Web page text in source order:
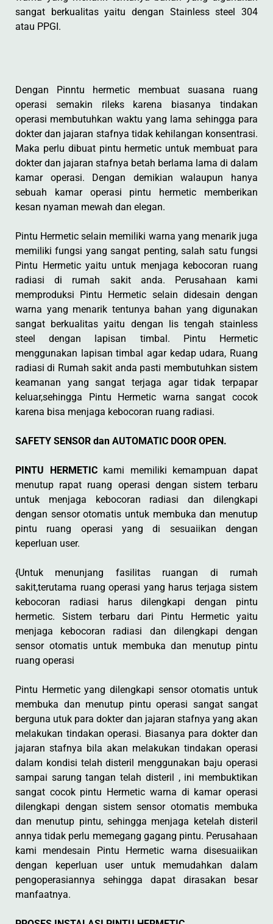
sangat berkualitas yaitu dengan Stainless steel 304
atau PPGI.
Dengan Pinntu hermetic membuat suasana ruang
operasi semakin rileks karena biasanya tindakan
operasi membutuhkan waktu yang lama sehingga para
dokter dan jajaran stafnya tidak kehilangan konsentrasi.
Maka perlu dibuat pintu hermetic untuk membuat para
dokter dan jajaran stafnya betah berlama lama di dalam
kamar operasi. Dengan demikian walaupun hanya
sebuah kamar operasi pintu hermetic memberikan
kesan nyaman mewah dan elegan.
Pintu Hermetic selain memiliki warna yang menarik juga
memiliki fungsi yang sangat penting, salah satu fungsi
Pintu Hermetic yaitu untuk menjaga kebocoran ruang
radiasi di rumah sakit anda. Perusahaan kami
memproduksi Pintu Hermetic selain didesain dengan
warna yang menarik tentunya bahan yang digunakan
sangat berkualitas yaitu dengan lis tengah stainless
steel dengan lapisan timbal. Pintu Hermetic
menggunakan lapisan timbal agar kedap udara, Ruang
radiasi di Rumah sakit anda pasti membutuhkan sistem
keamanan yang sangat terjaga agar tidak terpapar
keluar,sehingga Pintu Hermetic warna sangat cocok
karena bisa menjaga kebocoran ruang radiasi.
SAFETY SENSOR dan AUTOMATIC DOOR OPEN.
PINTU HERMETICkami memiliki kemampuan dapat
menutup rapat ruang operasi dengan sistem terbaru
untuk menjaga kebocoran radiasi dan dilengkapi
dengan sensor otomatis untuk membuka dan menutup
pintu ruang operasi yang di sesuaiikan dengan
keperluan user.
{Untuk menunjang fasilitas ruangan di rumah
sakit,terutama ruang operasi yang harus terjaga sistem
kebocoran radiasi harus dilengkapi dengan pintu
hermetic. Sistem terbaru dari Pintu Hermetic yaitu
menjaga kebocoran radiasi dan dilengkapi dengan
sensor otomatis untuk membuka dan menutup pintu
ruang operasi
Pintu Hermetic yang dilengkapi sensor otomatis untuk
membuka dan menutup pintu operasi sangat sangat
berguna utuk para dokter dan jajaran stafnya yang akan
melakukan tindakan operasi. Biasanya para dokter dan
jajaran stafnya bila akan melakukan tindakan operasi
dalam kondisi telah disteril menggunakan baju operasi
sampai sarung tangan telah disteril , ini membuktikan
sangat cocok pintu Hermetic warna di kamar operasi
dilengkapi dengan sistem sensor otomatis membuka
dan menutup pintu, sehingga menjaga ketelah disteril
annya tidak perlu memegang gagang pintu. Perusahaan
kami mendesain Pintu Hermetic warna disesuaiikan
dengan keperluan user untuk memudahkan dalam
pengoperasiannya sehingga dapat dirasakan besar
manfaatnya.